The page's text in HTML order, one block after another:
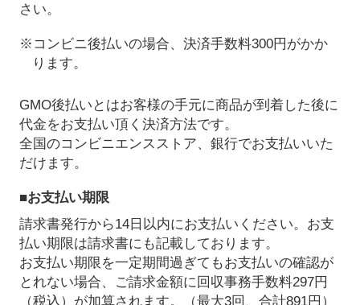
さい。
※コンビニ後払いの場合、決済手数料300円がかか
ります。
GMO後払いとはお客様の手元に商品が到着した後に
代金をお支払い頂く決済方法です。
全国のコンビニエンスストア、銀行でお支払いいた
だけます。
■お支払い期限
請求書発行から14日以内にお支払いください。お支
払い期限は請求書にも記載しております。
お支払い期限を一定期間過ぎてもお支払いの確認が
とれない場合、ご請求金額に回収事務手数料297円
（税込）が加算されます。（最大3回、合計891円）